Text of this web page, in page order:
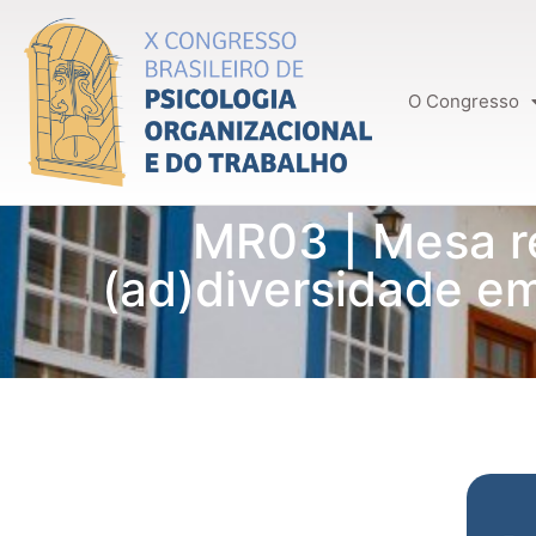
O Congresso
MR03 | Mesa
(ad)diversidade